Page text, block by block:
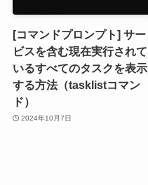
[コマンドプロンプト] サー
ビスを含む現在実行されて
いるすべてのタスクを表示
する方法（tasklistコマン
ド）
2024年10月7日